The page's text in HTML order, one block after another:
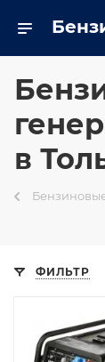
в
ФИЛЬТР